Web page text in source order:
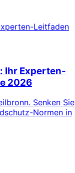
Ihr Experten-
2026
Senken Sie
Normen in